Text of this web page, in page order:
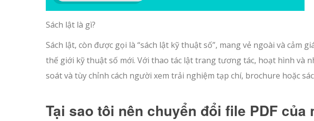
Sách lật là gì?
Sách lật, còn được gọi là “sách lật kỹ thuật số”, mang vẻ ngoài và cảm
thế giới kỹ thuật số mới. Với thao tác lật trang tương tác, hoạt hình và
soát và tùy chỉnh cách người xem trải nghiệm tạp chí, brochure hoặc
Tại sao tôi nên chuyển đổi file PDF